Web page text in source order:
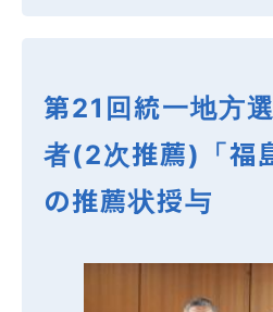
第21回統一地方
者(2次推薦)「福
の推薦状授与